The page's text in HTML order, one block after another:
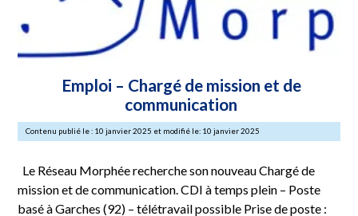
Emploi – Chargé de mission et de
communication
Contenu publié le : 10 janvier 2025 et modifié le: 10 janvier 2025
Le Réseau Morphée recherche son nouveau Chargé de
mission et de communication. CDI à temps plein – Poste
basé à Garches (92) – télétravail possible Prise de poste :